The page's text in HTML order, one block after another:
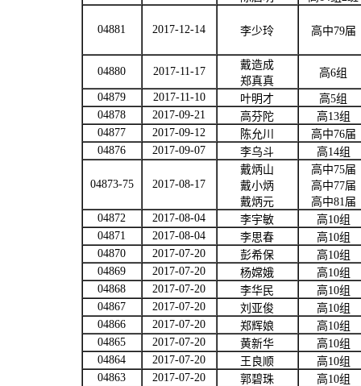
04881 2017-12-14 李少玲 高中79届
04880 2017-11-17
戴造成
郑真真
高6组
04879
2017-11-10 叶明才 高5组
04878
2017-09-21 高芬陀 高13组
04877
2017-09-12 陈允川 高中76届
04876
2017-09-07 李乌斗 高14组
04873-75 2017-08-17
戴炳山
戴小炳
戴炳元
高中75届
高中77届
高中81届
04872
2017-08-04 李宇敏 高10组
04871
2017-08-04 李思春 高10组
04870
2017-07-20 彭希保 高10组
04869
2017-07-20 杨嫦娥 高10组
04868
2017-07-20 李华民 高10组
04867
2017-07-20 刘亚俊 高10组
04866
2017-07-20 郑辉娘 高10组
04865
2017-07-20 黄新华 高10组
04864
2017-07-20 王良顺 高10组
04863
2017-07-20 郭碧珠 高10组